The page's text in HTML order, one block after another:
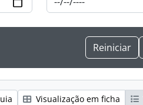
Visualização em ficha